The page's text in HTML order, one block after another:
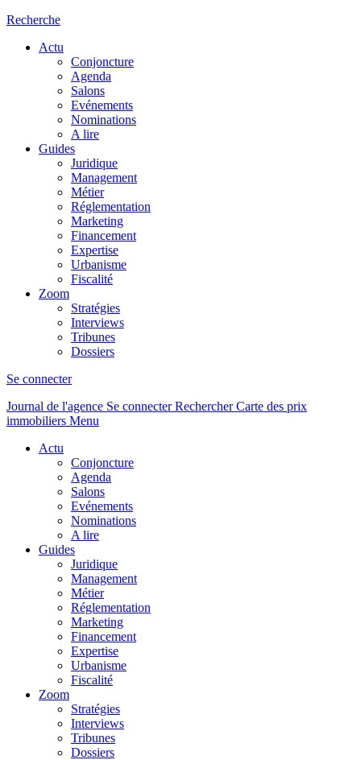
Recherche
Actu
Conjoncture
Agenda
Salons
Evénements
Nominations
A lire
Guides
Juridique
Management
Métier
Réglementation
Marketing
Financement
Expertise
Urbanisme
Fiscalité
Zoom
Stratégies
Interviews
Tribunes
Dossiers
Se connecter
Journal de l'agence Se connecterRechercher Carte des prix
immobiliers Menu
Actu
Conjoncture
Agenda
Salons
Evénements
Nominations
A lire
Guides
Juridique
Management
Métier
Réglementation
Marketing
Financement
Expertise
Urbanisme
Fiscalité
Zoom
Stratégies
Interviews
Tribunes
Dossiers